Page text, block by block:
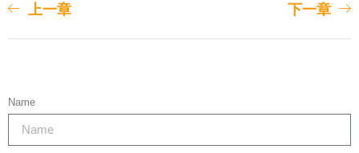
上一章 下一章
Name